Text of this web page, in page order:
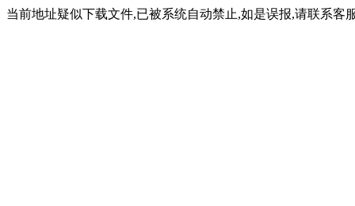
当前地址疑似下载文件,已被系统自动禁止,如是误报,请联系客